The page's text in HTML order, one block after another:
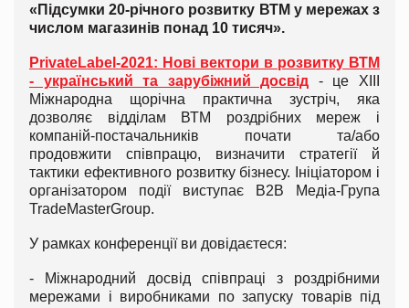
« Підсумки 20-річного розвитку ВТМ у мережах з
числом магазинів понад 10 тисяч».
PrivateLabel-2021: Нові вектори в розвитку ВТМ
- український та зарубіжний досвід - це XIII
Міжнародна щорічна практична зустріч, яка
дозволяє відділам ВТМ роздрібних мереж і
компаній-постачальників почати та/або
продовжити співпрацю, визначити стратегії й
тактики ефективного розвитку бізнесу. Ініціатором і
організатором події виступає B2B Медіа-Група
TradeMasterGroup.
У рамках конференції ви довідаєтеся:
- Міжнародний досвід співпраці з роздрібними
мережами і виробниками по запуску товарів під